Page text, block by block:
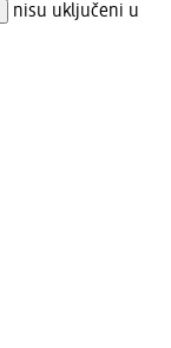
nisu uključeni u